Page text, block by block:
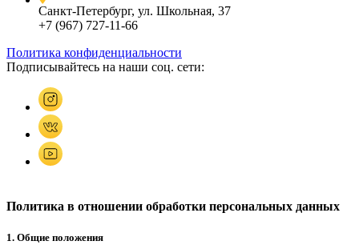
Санкт-Петербург, ул. Школьная, 37
+7 (967) 727-11-66
Политика конфиденциальности
Подписывайтесь на наши соц. сети:
Политика в отношении обработки персональных данных
1. Общие положения